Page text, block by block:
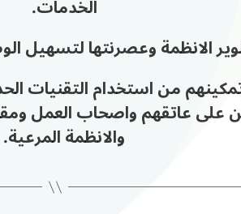
الخدمات.
الانظمة وعصرنتها لتسهيل
من استخدام التقنيات
على عاتقهم واصحاب العمل
والانظمة المرعية.